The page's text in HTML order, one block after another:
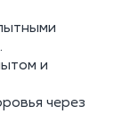
и
через